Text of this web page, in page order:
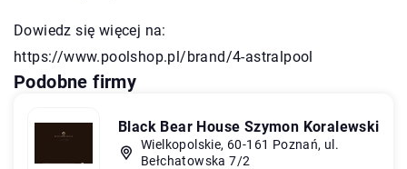
Dowiedz się więcej na:
https://www.poolshop.pl/brand/4-astralpool
Podobne firmy
Black Bear House Szymon Koralewski
Wielkopolskie, 60-161 Poznań, ul.
Bełchatowska 7/2